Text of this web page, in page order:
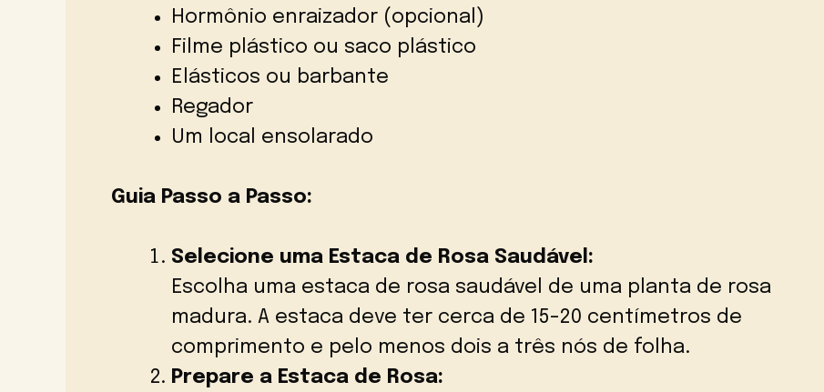
Hormônio enraizador (opcional)
Filme plástico ou saco plástico
Elásticos ou barbante
Regador
Um local ensolarado
Guia Passo a Passo:
Selecione uma Estaca de Rosa Saudável:
Escolha uma estaca de rosa saudável de uma planta de rosa
madura. A estaca deve ter cerca de 15-20 centímetros de
comprimento e pelo menos dois a três nós de folha.
Prepare a Estaca de Rosa: